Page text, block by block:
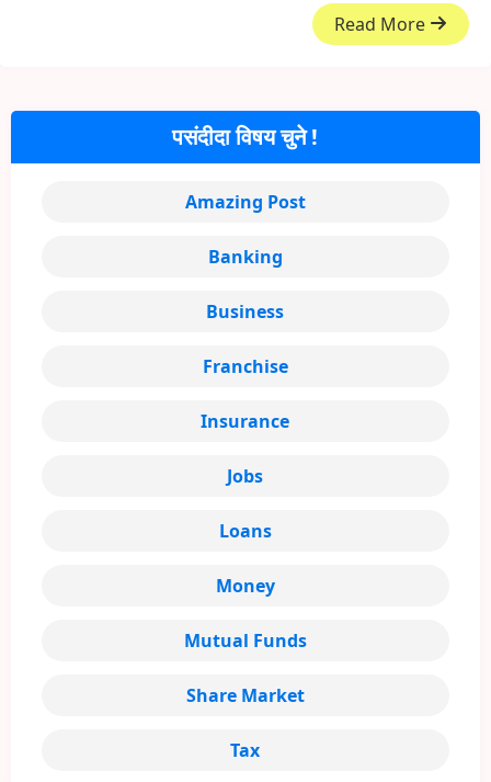
Read More
पसंदीदा विषय चुने !
Amazing Post
Banking
Business
Franchise
Insurance
Jobs
Loans
Money
Mutual Funds
Share Market
Tax